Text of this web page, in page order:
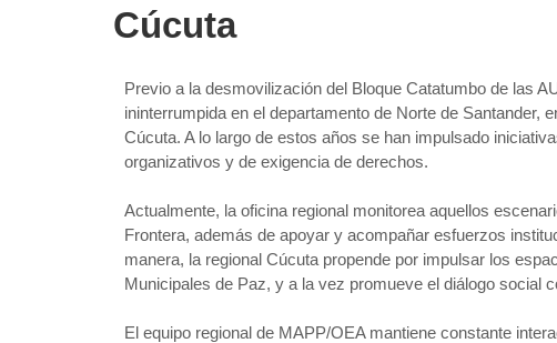
Cúcuta
Previo a la desmovilización del Bloque Catatumbo de las
ininterrumpida en el departamento de Norte de Santander,
Cúcuta. A lo largo de estos años se han impulsado
organizativos y de exigencia de derechos.
Actualmente, la oficina regional monitorea aquellos
Frontera, además de apoyar y acompañar esfuerzos
manera, la regional Cúcuta propende por impulsar los
Municipales de Paz, y a la vez promueve el diálogo social
El equipo regional de MAPP/OEA mantiene constante